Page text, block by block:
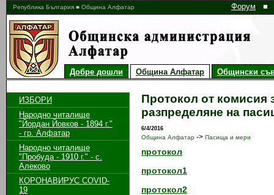
Република България ■ Община Алфатар Форум ■
Добре дошли Община Алфатар Общински
ИЗБОРИ
Народно читалище
"Йордан Йовков - 1894 г."
- гр. Алфатар
Народно читалище
"Пробуда - 1910 г." - с.
Алеково
КОРОНАВИРУС COVID-
19
Протокол от комисия
разпределяне на
6/4/2016
Община Алфатар -> Пасища и мери
протокол
протокол1
протокол2